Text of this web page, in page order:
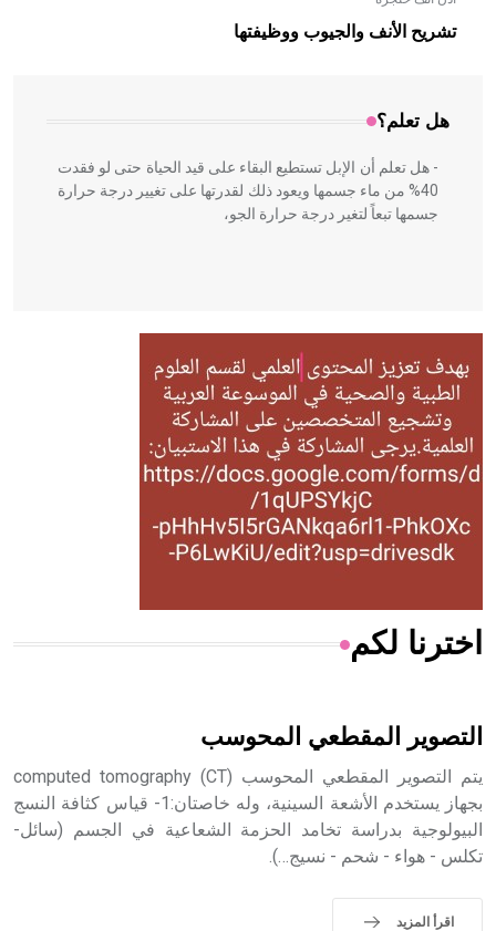
تشريح الأنف والجيوب ووظيفتها
هل تعلم؟
بالعمارة الإسلامية في بلاد الشام ومصر خاصة، حيث يحرص
المعمار على بناء مداميكه وخاصة في الواجهات
- هل تعلم أن الإبل تستطيع البقاء على قيد الحياة حتى لو فقدت
40% من ماء جسمها ويعود ذلك لقدرتها على تغيير درجة حرارة
جسمها تبعاً لتغير درجة حرارة الجو،
- هل تعلم أن أبقراط كتب في الطب أربعة مؤلفات هي:
الحكم، الأدلة، تنظيم التغذية، ورسالته في جروح الرأس. ويعود
له الفضل بأنه حرر الطب من الدين والفلسفة.
- هل تعلم أن المرجان إفراز حيواني يتكون في البحر ويتركب
من مادة كربونات الكلسيوم، وهو أحمر أو شديد الحمرة وهو
أجود أنواعه، ويمتاز بكبر الحجم ويسمى الش
هل تعلم أن الأبسيد كلمة فرنسية اللفظ تم اعتمادها مصطلحاً
- هل تعلم أن أبجر Abgar اسم معروف جيداً يعود إلى عدد من
الملوك الذين حكموا مدينة إديسا (الرها) من أبجر الأول وحتى
اخترنا لكم
التصوير المقطعي المحوسب
يتم التصوير المقطعي المحوسب computed tomography (CT)
بجهاز يستخدم الأشعة السينية، وله خاصتان:1- قياس كثافة النسج
البيولوجية بدراسة تخامد الحزمة الشعاعية في الجسم (سائل-
تكلس - هواء - شحم - نسيج…).
اقرأ المزيد